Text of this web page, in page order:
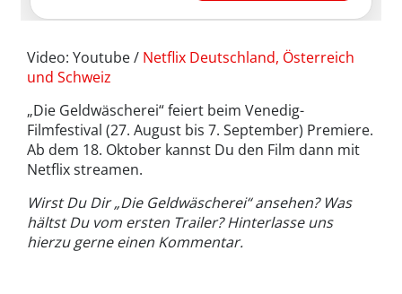
Video: Youtube / Netflix Deutschland, Österreich
und Schweiz
„Die Geldwäscherei“ feiert beim Venedig-
Filmfestival (27. August bis 7. September) Premiere.
Ab dem 18. Oktober kannst Du den Film dann mit
Netflix streamen.
Wirst Du Dir „Die Geldwäscherei“ ansehen? Was
hältst Du vom ersten Trailer? Hinterlasse uns
hierzu gerne einen Kommentar.